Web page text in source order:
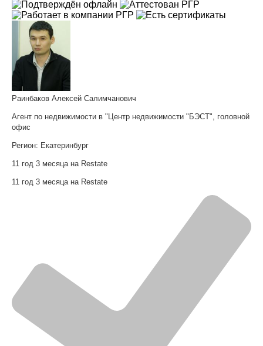
Раинбаков Алексей Салимчанович
Агент по недвижимости в "Центр недвижимости "БЭСТ", головной
офис
Регион: Екатеринбург
11 год 3 месяца на Restate
11 год 3 месяца на Restate